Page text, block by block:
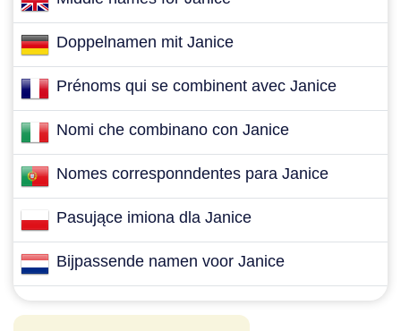
Doppelnamen mit Janice
Prénoms qui se combinent avec Janice
Nomi che combinano con Janice
Nomes corresponndentes para Janice
Pasujące imiona dla Janice
Bijpassende namen voor Janice